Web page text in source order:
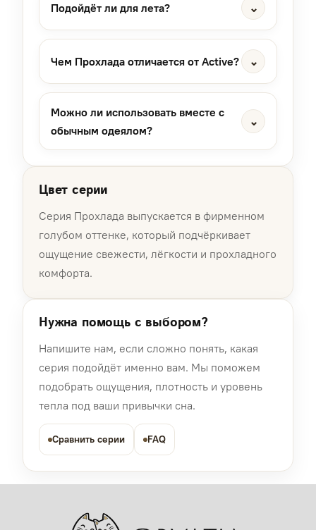
Подойдёт ли для лета? ⌄
Чем Прохлада отличается от Active? ⌄
Можно ли использовать вместе с
обычным одеялом?
⌄
Цвет серии
Серия Прохлада выпускается в фирменном
голубом оттенке, который подчёркивает
ощущение свежести, лёгкости и прохладного
комфорта.
Нужна помощь с выбором?
Напишите нам, если сложно понять, какая
серия подойдёт именно вам. Мы поможем
подобрать ощущения, плотность и уровень
тепла под ваши привычки сна.
Сравнить серии FAQ